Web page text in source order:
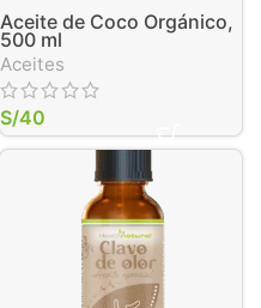
Aceite de Coco Orgánico,
500 ml
Aceites
S/40